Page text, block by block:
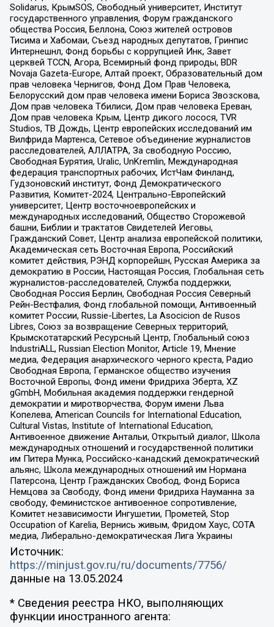
Solidarus, КрымSOS, Свободный университет, Институт
государственного управления, Форум гражданского
общества Россия, Беллона, Союз жителей островов
Тисима и Хабомаи, Съезд народных депутатов, Гринпис
Интернешнл, Фонд борьбы с коррупцией Инк, Завет
церквей TCCN, Агора, Всемирный фонд природы, BDR
Novaja Gazeta-Europe, Алтай проект, Образовательный дом
прав человека Чернигов, Фонд Дом Прав Человека,
Белорусский дом прав человека имени Бориса Звозскова,
Дом прав человека Тбилиси, Дом прав человека Ереван,
Дом прав человека Крым, Центр дикого лосося, TVR
Studios, ТВ Дождь, Центр европейских исследований им
Вилфрида Мартенса, Сетевое объединение журналистов
расследователей, АЛЛАТРА, За свободную Россию,
Свободная Бурятия, Uralic, UnKremlin, Международная
федерация транспортных рабочих, ИстЧам Финланд,
Гудзоновский институт, Фонд Демократического
Развития, Комитет-2024, Центрально-Европейский
университет, Центр восточноевропейских и
международных исследований, Общество Сторожевой
башни, Библии и трактатов Свидетелей Иеговы,
Гражданский Совет, Центр анализа европейской политики,
Академическая сеть Восточная Европа, Российский
комитет действия, РЭНД корпорейшн, Русская Америка за
демократию в России, Настоящая Россия, Глобальная сеть
журналистов-расследователей, Служба поддержки,
Свободная Россия Берлин, Свободная Россия Северный
Рейн-Вестфалия, Фонд глобальной помощи, Антивоенный
комитет России, Russie-Libertes, La Asocicion de Rusos
Libres, Союз за возвращение Северных территорий,
Крымскотатарский Ресурсный Центр, Глобальный союз
IndustriALL, Russian Election Monitor, Article 19, Мнение
медиа, Федерация анархического черного креста, Радио
Свободная Европа, Германское общество изучения
Восточной Европы, Фонд имени Фридриха Эберта, XZ
gGmbH, Мобильная академия поддержки гендерной
демократии и миротворчества, Форум имени Льва
Копелева, American Councils for International Education,
Cultural Vistas, Institute of International Education,
Антивоенное движение Антальи, Открытый диалог, Школа
международных отношений и государственной политики
им Питера Мунка, Российско-канадский демократический
альянс, Школа международных отношений им Нормана
Патерсона, Центр Гражданских Свобод, Фонд Бориса
Немцова за Свободу, Фонд имени Фридриха Науманна за
свободу, Феминистское антивоенное сопротивление,
Комитет независимости Ингушетии, Прометей, Stop
Occupation of Karelia, Вернись живым, Фридом Хаус, СОТА
медиа, Либерально-демократическая Лига Украины
Источник:
https://minjust.gov.ru/ru/documents/7756/
данные на 13.05.2024
* Сведения реестра НКО, выполняющих
функции иностранного агента: